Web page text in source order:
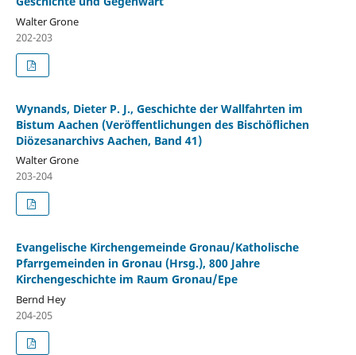
Walter Grone
202-203
Wynands, Dieter P. J., Geschichte der Wallfahrten im
Bistum Aachen (Veröffentlichungen des Bischöflichen
Diözesanarchivs Aachen, Band 41)
Walter Grone
203-204
Evangelische Kirchengemeinde Gronau/Katholische
Pfarrgemeinden in Gronau (Hrsg.), 800 Jahre
Kirchengeschichte im Raum Gronau/Epe
Bernd Hey
204-205